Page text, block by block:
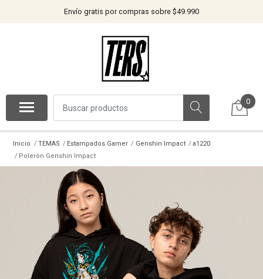
Envío gratis por compras sobre $49.990
0
Inicio TEMAS Estampados Gamer Genshin Impact
a1220
Polerón Genshin Impact